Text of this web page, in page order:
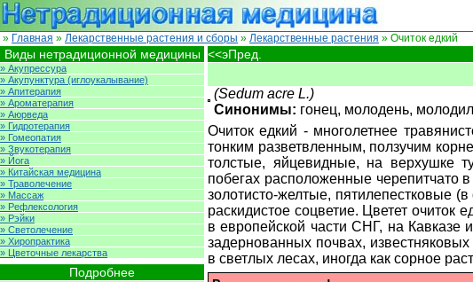
» Главная » Лекарственные растения и сборы » Лекарственные растения » Очиток едкий
<<эПред.
(Sedum acre L.)
Синонимы: гонец, молодень,
Очиток едкий - многолетнее
тонким разветвленным, ползучим
толстые, яйцевидные, на верхушке
побегах расположенные черепитчато
золотисто-желтые, пятилепестковые
раскидистое соцветие. Цветет очиток
в европейской части СНГ, на Кавказе
задернованных почвах,
в светлых лесах, иногда как сорное
Виды нетрадиционной медицины
» Акупрессура
» Акупунктура (иглоукалывание)
» Апитерапия
» Ароматерапия
» Аюрведа
» Гидротерапия
» Гомеопатия
» Звукотерапия
» Йога
» Китайская медицина
» Траволечение
» Массаж
» Рефлексология
» Рэйки
» Светолечение
» Хиропрактика
» Цветочные лекарства
Подробнее